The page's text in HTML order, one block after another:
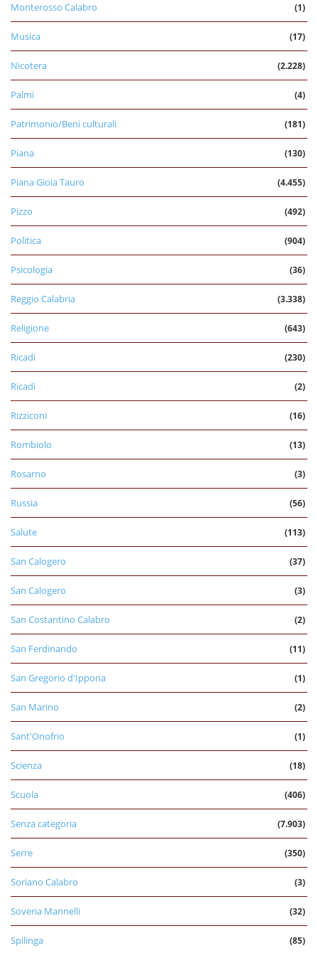
Monterosso Calabro (1)
Musica (17)
Nicotera (2.228)
Palmi (4)
Patrimonio/Beni culturali (181)
Piana (130)
Piana Gioia Tauro (4.455)
Pizzo (492)
Politica (904)
Psicologia (36)
Reggio Calabria (3.338)
Religione (643)
Ricadi (230)
Ricadi (2)
Rizziconi (16)
Rombiolo (13)
Rosarno (3)
Russia (56)
Salute (113)
San Calogero (37)
San Calogero (3)
San Costantino Calabro (2)
San Ferdinando (11)
San Gregorio d'Ippona (1)
San Marino (2)
Sant'Onofrio (1)
Scienza (18)
Scuola (406)
Senza categoria (7.903)
Serre (350)
Soriano Calabro (3)
Soveria Mannelli (32)
Spilinga (85)